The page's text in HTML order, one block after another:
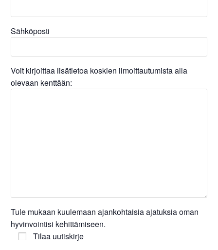
Sähköposti
Voit kirjoittaa lisätietoa koskien ilmoittautumista alla
olevaan kenttään:
Tule mukaan kuulemaan ajankohtaisia ajatuksia oman
hyvinvointisi kehittämiseen.
Tilaa uutiskirje